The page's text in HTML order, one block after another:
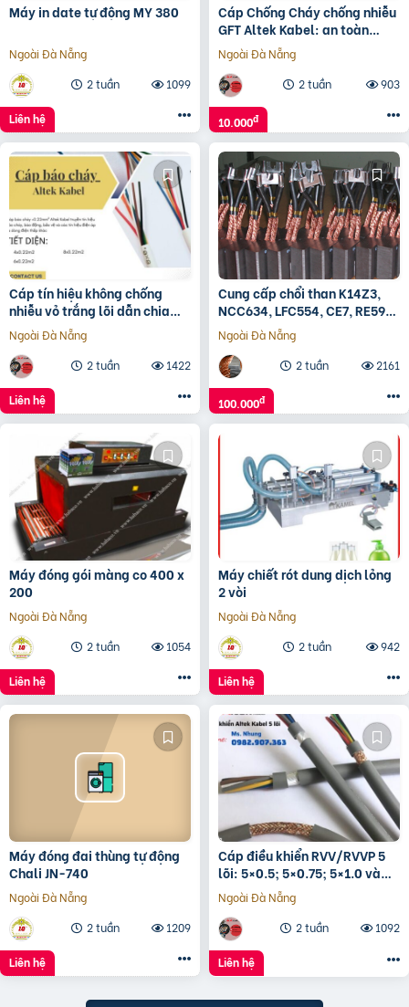
Máy in date tự động MY 380
Ngoài Đà Nẵng
2 tuần
1099
Liên hệ
Cáp Chống Cháy chống nhiễu
GFT Altek Kabel: an toàn
trong nhiệt độ cao
Ngoài Đà Nẵng
2 tuần
903
10.000đ
Cáp tín hiệu không chống
nhiễu vỏ trắng lõi dẫn chia
màu
Ngoài Đà Nẵng
2 tuần
1422
Liên hệ
Cung cấp chổi than K14Z3,
NCC634, LFC554, CE7, RE59…
Ngoài Đà Nẵng
2 tuần
2161
100.000đ
Máy đóng gói màng co 400 x
200
Ngoài Đà Nẵng
2 tuần
1054
Liên hệ
Máy chiết rót dung dịch lỏng
2 vòi
Ngoài Đà Nẵng
2 tuần
942
Liên hệ
Máy đóng đai thùng tự động
Chali JN-740
Ngoài Đà Nẵng
2 tuần
1209
Liên hệ
Cáp điều khiển RVV/RVVP 5
lõi: 5×0.5; 5×0.75; 5×1.0 và
5×1.5
Ngoài Đà Nẵng
2 tuần
1092
Liên hệ